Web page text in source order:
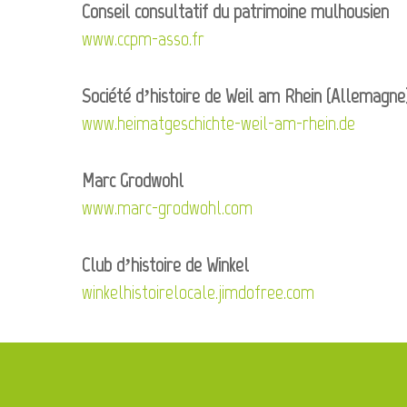
Conseil consultatif du patrimoine mulhousien
www.ccpm-asso.fr
Société d’histoire de Weil am Rhein
www.heimatgeschichte-weil-am-rhein.de
Marc Grodwohl
www.marc-grodwohl.com
Club d’histoire de Winkel
winkelhistoirelocale.jimdofree.com